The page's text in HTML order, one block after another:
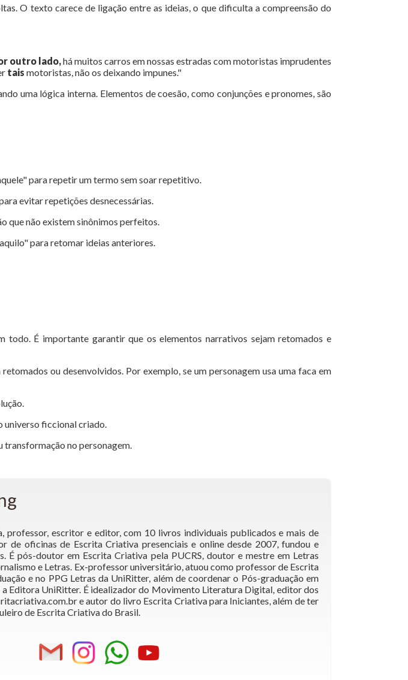
O texto carece de ligação entre as ideias, o que dificulta a compreensão do
outro lado,há muitos carros em nossas estradas com motoristas imprudentes
tais motoristas, não os deixando impunes."
uma lógica interna. Elementos de coesão, como conjunções e pronomes, são
para repetir um termo sem soar repetitivo.
evitar repetições desnecessárias.
que não existem sinônimos perfeitos.
para retomar ideias anteriores.
É importante garantir que os elementos narrativos sejam retomados e
ou desenvolvidos. Por exemplo, se um personagem usa uma faca em
universo ficcional criado.
transformação no personagem.
professor, escritor e editor, com 10 livros individuais publicados e mais de
de oficinas de Escrita Criativa presenciais e online desde 2007, fundou e
É pós-doutor em Escrita Criativa pela PUCRS, doutor e mestre em Letras
e Letras. Ex-professor universitário, atuou como professor de Escrita
e no PPG Letras da UniRitter, além de coordenar o Pós-graduação em
a Editora UniRitter. É idealizador do Movimento Literatura Digital, editor dos
e autor do livro Escrita Criativa para Iniciantes, além de ter
de Escrita Criativa do Brasil.